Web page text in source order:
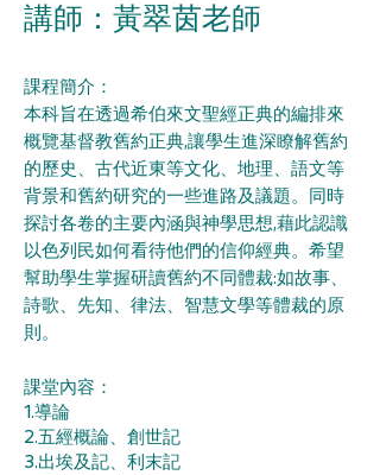
講師： 黃翠茵老師
課程簡介：
本科旨在透過希伯來⽂聖經正典的編排來
概覽基督教舊約正典,讓學⽣進深瞭解舊約
的歷史、古代近東等⽂化、地理、語⽂等
背景和舊約研究的⼀些進路及議題。同時
探討各卷的主要內涵與神學思想,藉此認識
以⾊列民如何看待他們的信仰經典。希望
幫助學⽣掌握研讀舊約不同體裁:如故事、
詩歌、先知、律法、智慧⽂學等體裁的原
則。
課堂內容：
1.導論
2.五經概論、創世記
3.出埃及記、利末記